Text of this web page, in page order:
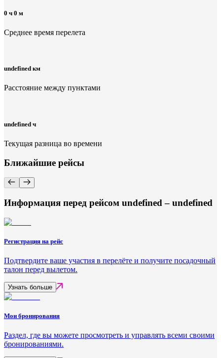
0 ч 0 м
Среднее время перелета
undefined км
Расстояние между пунктами
undefined ч
Текущая разница во времени
Ближайшие рейсы
Информация перед рейсом undefined – undefined
Регистрация на рейс
Подтвердите ваше участия в перелёте и получите посадочный
талон перед вылетом.
Узнать больше
Мои бронирования
Раздел, где вы можете просмотреть и управлять всеми своими
бронированиями.